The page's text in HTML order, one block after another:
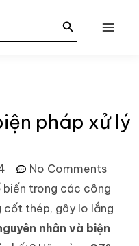
pháp xử lý
No Comments
biến trong các công
cốt thép, gây lo lắng
nhân và biện